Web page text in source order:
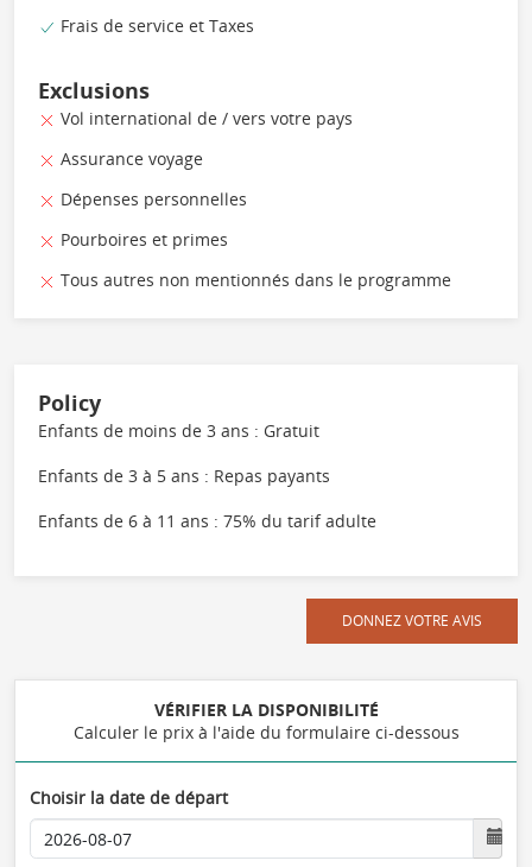
Frais de service et Taxes
Exclusions
Vol international de / vers votre pays
Assurance voyage
Dépenses personnelles
Pourboires et primes
Tous autres non mentionnés dans le programme
Policy
Enfants de moins de 3 ans : Gratuit
Enfants de 3 à 5 ans : Repas payants
Enfants de 6 à 11 ans : 75% du tarif adulte
DONNEZ VOTRE AVIS
VÉRIFIER LA DISPONIBILITÉ
Calculer le prix à l'aide du formulaire ci-dessous
Choisir la date de départ